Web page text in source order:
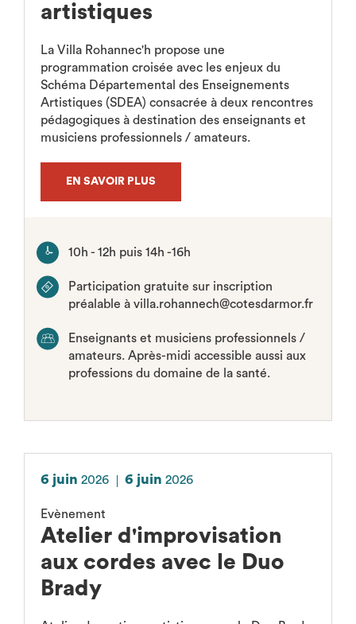
artistiques
La Villa Rohannec'h propose une
programmation croisée avec les enjeux du
Schéma Départemental des Enseignements
Artistiques (SDEA) consacrée à deux rencontres
pédagogiques à destination des enseignants et
musiciens professionnels / amateurs.
EN SAVOIR PLUS
10h - 12h puis 14h -16h
Participation gratuite sur inscription
préalable à villa.rohannech@cotesdarmor.fr
Enseignants et musiciens professionnels /
amateurs. Après-midi accessible aussi aux
professions du domaine de la santé.
6 juin 2026 6 juin 2026
Evènement
Atelier d'improvisation
aux cordes avec le Duo
Brady